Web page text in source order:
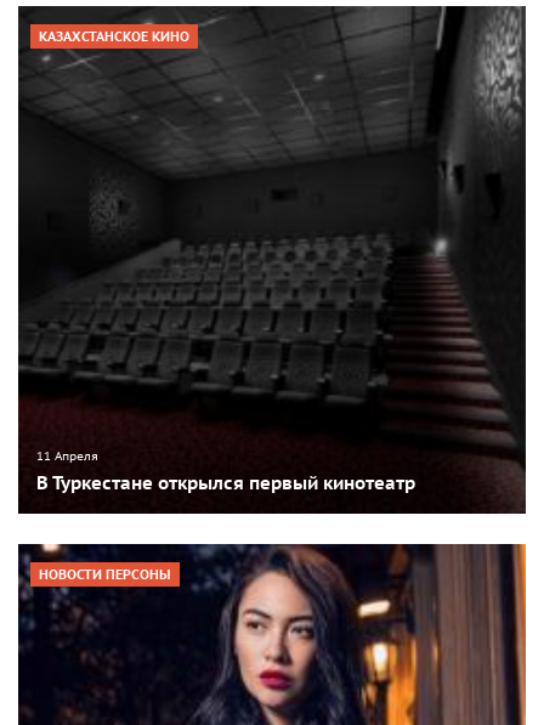
КАЗАХСТАНСКОЕ КИНО
11 Апреля
В Туркестане открылся первый кинотеатр
НОВОСТИ ПЕРСОНЫ